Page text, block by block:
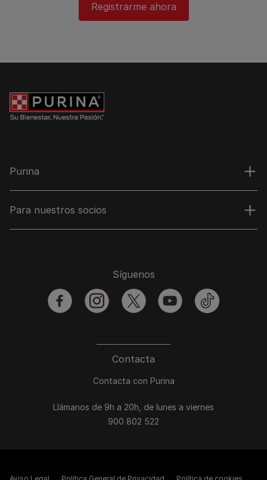
Registrarme ahora
Purina
Para nuestros socios
Contacta
Contacta con Purina
Llámanos de 9h a 20h, de lunes a viernes
900 802 522
Síguenos
facebookinstagramtwitter youtubetiktok